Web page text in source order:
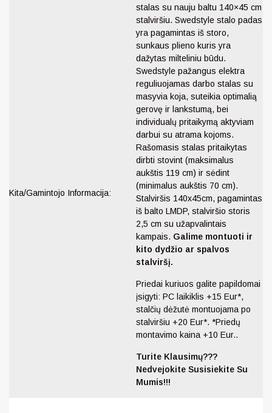
Kita/Gamintojo Informacija:
stalas su nauju baltu 140×45 cm
stalviršiu. Swedstyle stalo padas
yra pagamintas iš storo,
sunkaus plieno kuris yra
dažytas milteliniu būdu.
Swedstyle pažangus elektra
reguliuojamas darbo stalas su
masyvia koja, suteikia optimalią
gerovę ir lankstumą, bei
individualų pritaikymą aktyviam
darbui su atrama kojoms.
Rašomasis stalas pritaikytas
dirbti stovint (maksimalus
aukštis 119 cm) ir sėdint
(minimalus aukštis 70 cm).
Stalviršis 140x45cm, pagamintas
iš balto LMDP, stalviršio storis
2,5 cm su užapvalintais
kampais. Galime montuoti ir
kito dydžio ar spalvos
stalviršį.
Priedai kuriuos galite papildomai
įsigyti: PC laikiklis +15 Eur*,
stalčių dėžutė montuojama po
stalviršiu +20 Eur*. *Priedų
montavimo kaina +10 Eur..
Turite Klausimų???
Nedvejokite Susisiekite Su
Mumis!!!